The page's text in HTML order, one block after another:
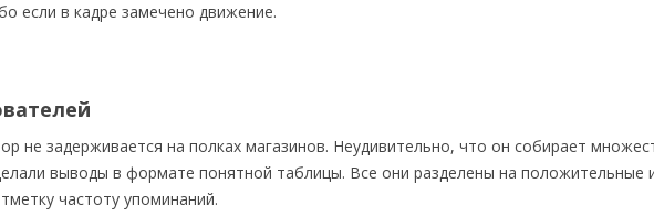
если в кадре замечено движение.
не задерживается на полках магазинов. Неудивительно, что он собирает
выводы в формате понятной таблицы. Все они разделены на положительные
частоту упоминаний.